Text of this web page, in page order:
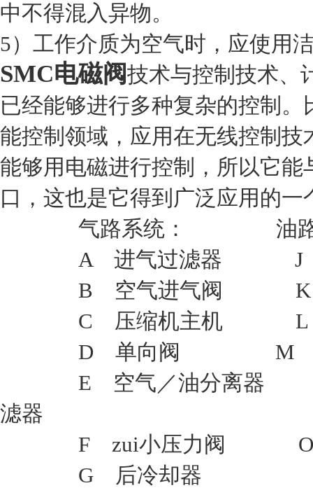
中不得混入异物。
5）工作介质为空气时，应使用
SMC电磁阀技术与控制技术、
已经能够进行多种复杂的控制
能控制领域，应用在无线控制
能够用电磁进行控制，所以它
口，这也是它得到广泛应用的一
气路系统： 油路系
A 进气过滤器 J
B 空气进气阀 K 恒
C 压缩机主机 L 油
D 单向阀 M 油过
E 空气／油分离器
滤器
F zui小压力阀 O
G 后冷却器